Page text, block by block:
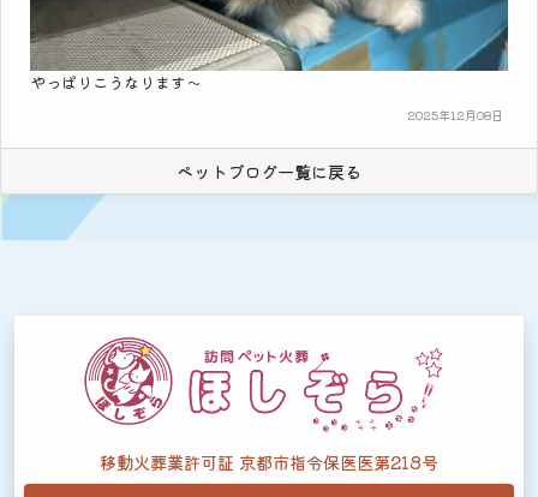
やっぱりこうなります～
2025年12月08日
ペットブログ一覧に戻る
移動火葬業許可証 京都市指令保医医第218号